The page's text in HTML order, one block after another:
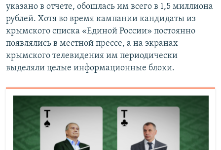
указано в отчете, обошлась им всего в 1,5 миллиона
рублей. Хотя во время кампании кандидаты из
крымского списка «Единой России» постоянно
появлялись в местной прессе, а на экранах
крымского телевидения им периодически
выделяли целые информационные блоки.